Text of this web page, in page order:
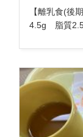
【離乳食(後
4.5g 脂質